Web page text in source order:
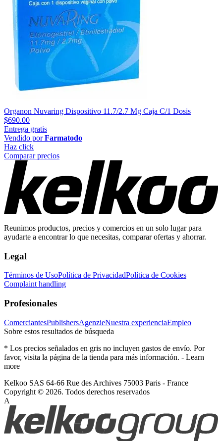
Organon Nuvaring Dispositivo 11.7/2.7 Mg Caja C/1 Dosis
$690.00
Entrega gratis
Vendido porFarmatodo
Haz click
Comparar precios
Reunimos productos, precios y comercios en un solo lugar para
ayudarte a encontrar lo que necesitas, comparar ofertas y ahorrar.
Legal
Términos de UsoPolítica de PrivacidadPolítica de Cookies
Complaint handling
Profesionales
ComerciantesPublishersAgenzieNuestra experienciaEmpleo
Sobre estos resultados de búsqueda
* Los precios señalados en gris no incluyen gastos de envío. Por
favor, visita la página de la tienda para más información. - Learn
more
Kelkoo SAS 64-66 Rue des Archives 75003 Paris - France
Copyright © 2026. Todos derechos reservados
A